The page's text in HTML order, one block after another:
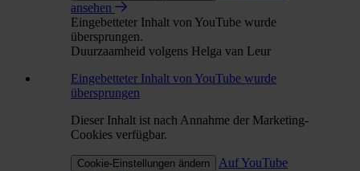
ansehen
Eingebetteter Inhalt von YouTube wurde
übersprungen.
Duurzaamheid volgens Helga van Leur
Eingebetteter Inhalt von YouTube wurde
übersprungen
Dieser Inhalt ist nach Annahme der Marketing-
Cookies verfügbar.
Cookie-Einstellungen ändern
Auf YouTube